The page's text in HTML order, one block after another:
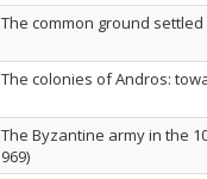
The common ground
The colonies of Andros:
The Byzantine army in the
969)